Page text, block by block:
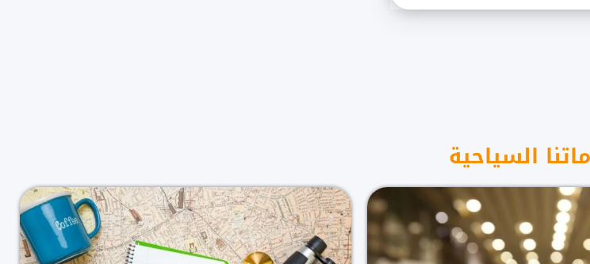
السياحية